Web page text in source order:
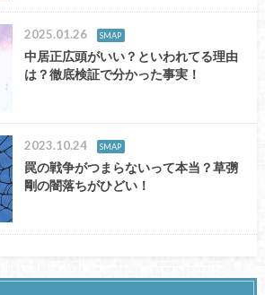
2025.01.26 SMAP
中居正広頭がいい？といわれてる理由
は？徹底検証で分かった事実！
2023.10.24 SMAP
罠の戦争がつまらないって本当？草彅
剛の闇落ちがひどい！